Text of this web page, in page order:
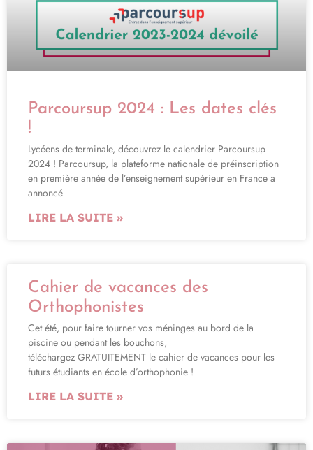
Parcoursup 2024 : Les dates clés
!
Lycéens de terminale, découvrez le calendrier Parcoursup
2024 !​ Parcoursup, la plateforme nationale de préinscription
en première année de l’enseignement supérieur en France a
annoncé
LIRE LA SUITE »
Cahier de vacances des
Orthophonistes
Cet été, pour faire tourner vos méninges au bord de la
piscine ou pendant les bouchons,
téléchargez GRATUITEMENT le cahier de vacances pour les
futurs étudiants en école d’orthophonie !
LIRE LA SUITE »